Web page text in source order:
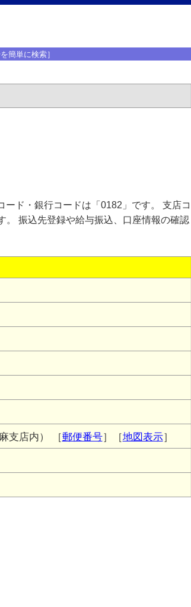
簡単に検索］
ド・銀行コードは「0182」です。 支店コ
。 振込先登録や給与振込、口座情報の確認
支店内） ［郵便番号］［地図表示］